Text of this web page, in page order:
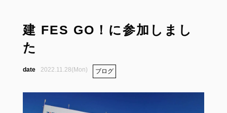
建 FES GO！に参加しまし
た
2022.11.28(Mon) ブログ